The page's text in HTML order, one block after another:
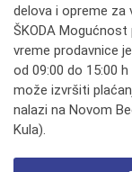
delova i opreme za
ŠKODA
vreme prodavnice
od 09:00 do 15:00
može izvršiti
nalazi na Novom
Kula).